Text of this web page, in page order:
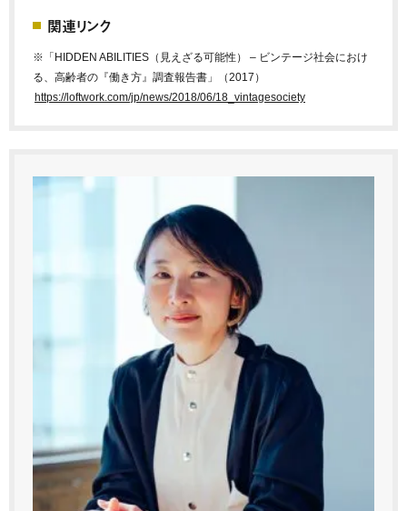
関連リンク
※「HIDDEN ABILITIES（見えざる可能性） – ビンテージ社会におけ
る、高齢者の『働き方』調査報告書」（2017）
https://loftwork.com/jp/news/2018/06/18_vintagesociety